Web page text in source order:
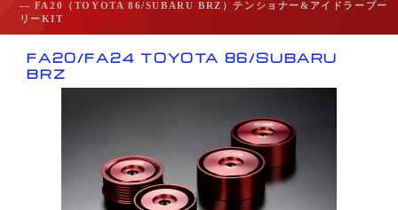
― FA20（TOYOTA 86/SUBARU BRZ）テンショナー&アイドラープー
リーKIT
FA20/FA24 TOYOTA 86/SUBARU
BRZ